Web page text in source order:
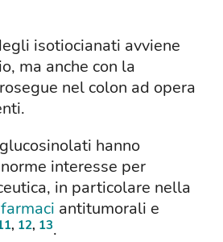
isotiocianati avviene
ma anche con la
nel colon ad opera
hanno
interesse per
in particolare nella
farmaci antitumorali e
, 12, 13.